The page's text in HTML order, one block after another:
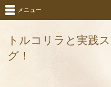
トルコリラと実践
グ！
メニュー